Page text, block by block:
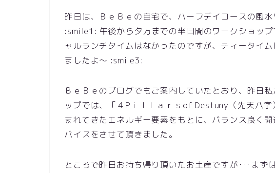
昨日は、ＢｅＢｅの自宅で、ハーフデイコースの風
:smile1: 午後から夕方までの半日間のワークショッ
ャルランチタイムはなかったのですが、ティータイ
ましたよ～ :smile3:
ＢｅＢｅのブログでもご案内していたとおり、昨日
ップでは、「４Pｉｌｌａｒｓof Destuny（先天八
まれてきたエネルギー要素をもとに、バランス良く
バイスをさせて頂きました。
ところで昨日お持ち帰り頂いたお土産ですが･･･まず